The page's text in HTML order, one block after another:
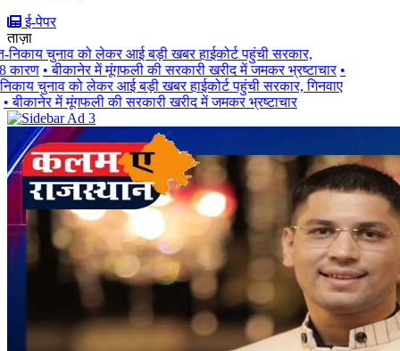
ई-पेपर
ताज़ा
चुनाव को लेकर आई बड़ी खबर हाईकोर्ट पहुंची सरकार,
• बीकानेर में मूंगफली की सरकारी खरीद में जमकर भ्रष्टाचार •
चुनाव को लेकर आई बड़ी खबर हाईकोर्ट पहुंची सरकार, गिनवाए
बीकानेर में मूंगफली की सरकारी खरीद में जमकर भ्रष्टाचार